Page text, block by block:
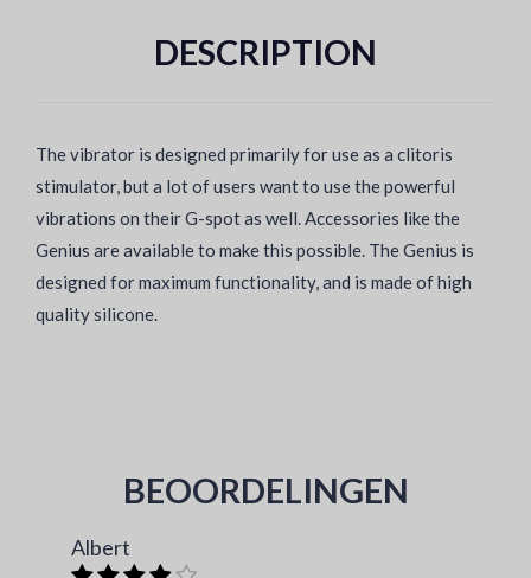
DESCRIPTION
The vibrator is designed primarily for use as a clitoris
stimulator, but a lot of users want to use the powerful
vibrations on their G-spot as well. Accessories like the
Genius are available to make this possible. The Genius is
designed for maximum functionality, and is made of high
quality silicone.
BEOORDELINGEN
Albert